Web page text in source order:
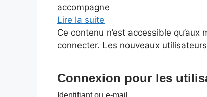
accompagne
Lire la suite
Ce contenu n’est accessible
connecter. Les nouveaux
Connexion pour les
Identifiant ou e-mail